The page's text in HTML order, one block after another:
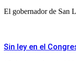
El gobernador de San
Sin ley en el